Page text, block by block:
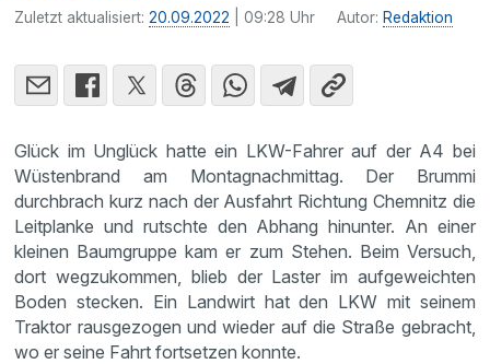
Zuletzt aktualisiert:20.09.2022 | 09:28 Uhr Autor: Redaktion
Glück im Unglück hatte ein LKW-Fahrer auf der A4 bei
Wüstenbrand am Montagnachmittag. Der Brummi
durchbrach kurz nach der Ausfahrt Richtung Chemnitz die
Leitplanke und rutschte den Abhang hinunter. An einer
kleinen Baumgruppe kam er zum Stehen. Beim Versuch,
dort wegzukommen, blieb der Laster im aufgeweichten
Boden stecken. Ein Landwirt hat den LKW mit seinem
Traktor rausgezogen und wieder auf die Straße gebracht,
wo er seine Fahrt fortsetzen konnte.